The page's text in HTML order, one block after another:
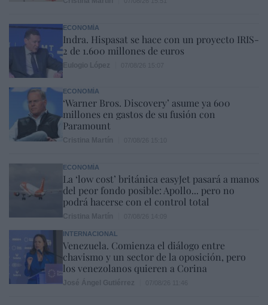
ECONOMÍA
Indra. Hispasat se hace con un proyecto IRIS-
2 de 1.600 millones de euros
ECONOMÍA
‘Warner Bros. Discovery’ asume ya 600
millones en gastos de su fusión con
Paramount
ECONOMÍA
La ‘low cost’ británica easyJet pasará a manos
del peor fondo posible: Apollo... pero no
podrá hacerse con el control total
INTERNACIONAL
Venezuela. Comienza el diálogo entre
chavismo y un sector de la oposición, pero
los venezolanos quieren a Corina